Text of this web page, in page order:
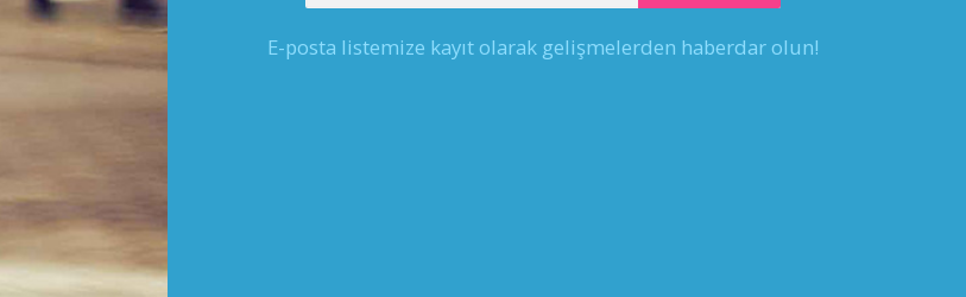
E-posta listemize kayıt olarak gelişmelerden haberdar olun!